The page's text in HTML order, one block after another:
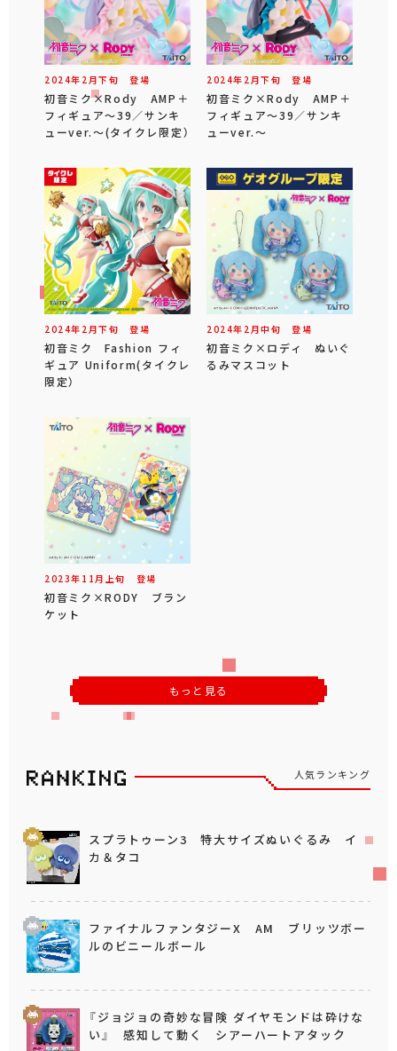
2024年 2 月下旬 登場
初音ミク×Rody AMP＋
フィギュア～39／サンキ
ューver.～(タイクレ限定）
2024年 2 月下旬 登場
初音ミク×Rody AMP＋
フィギュア～39／サンキ
ューver.～
2024年 2 月下旬 登場
初音ミク Fashion フィ
ギュア Uniform(タイクレ
限定）
2024年 2 月中旬 登場
初音ミク×ロディ ぬいぐ
るみマスコット
2023年 11 月 上旬 登場
初音ミク×RODY ブラン
ケット
もっと見る
人気ランキング
スプラトゥーン3 特大サイズぬいぐるみ イ
カ＆タコ
ファイナルファンタジーX AM ブリッツボー
ルのビニールボール
『ジョジョの奇妙な冒険 ダイヤモンドは砕けな
い』 感知して動く シアーハートアタック